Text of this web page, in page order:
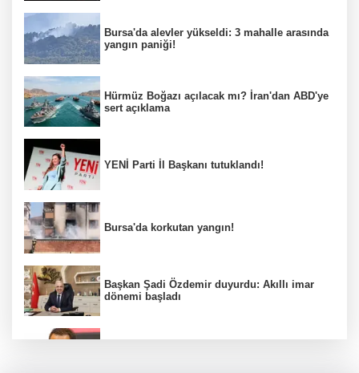
Bursa'da alevler yükseldi: 3 mahalle arasında
yangın paniği!
Hürmüz Boğazı açılacak mı? İran'dan ABD'ye
sert açıklama
YENİ Parti İl Başkanı tutuklandı!
Bursa'da korkutan yangın!
Başkan Şadi Özdemir duyurdu: Akıllı imar
dönemi başladı